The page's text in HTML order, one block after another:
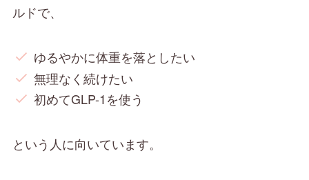
ルドで、
ゆるやかに体重を落としたい
無理なく続けたい
初めてGLP-1を使う
という人に向いています。